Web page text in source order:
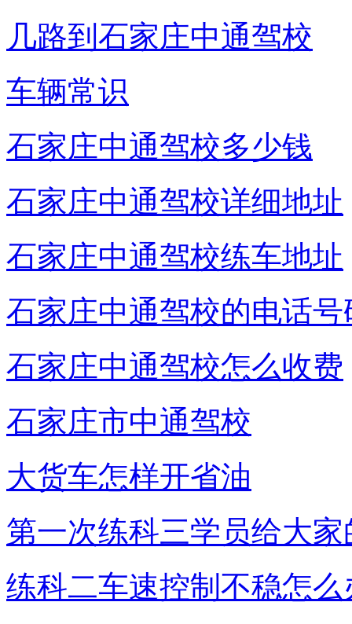
几路到石家庄中通驾校
车辆常识
石家庄中通驾校多少钱
石家庄中通驾校详细地址
石家庄中通驾校练车地址
石家庄中通驾校的电话号
石家庄中通驾校怎么收费
石家庄市中通驾校
大货车怎样开省油
第一次练科三学员给大家
练科二车速控制不稳怎么